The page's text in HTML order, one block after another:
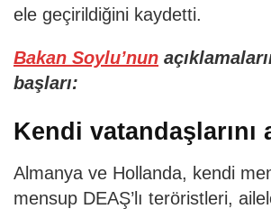
ele geçirildiğini kaydetti.
Bakan Soylu’nun
başları:
Kendi vatandaşlarını
Almanya ve Hollanda, kendi
mensup DEAŞ’lı teröristleri,